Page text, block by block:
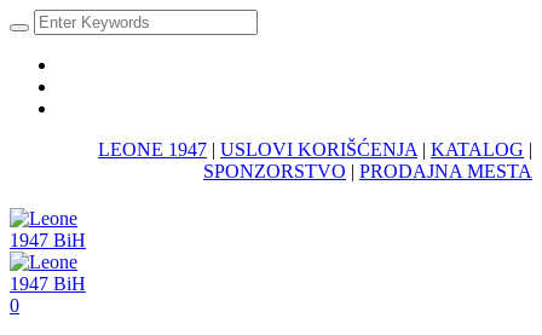
LEONE 1947 | USLOVI KORIŠĆENJA | KATALOG |
SPONZORSTVO | PRODAJNA MESTA
0